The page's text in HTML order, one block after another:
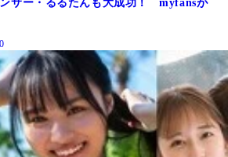
サー・るるたんも大成功！ myfansが